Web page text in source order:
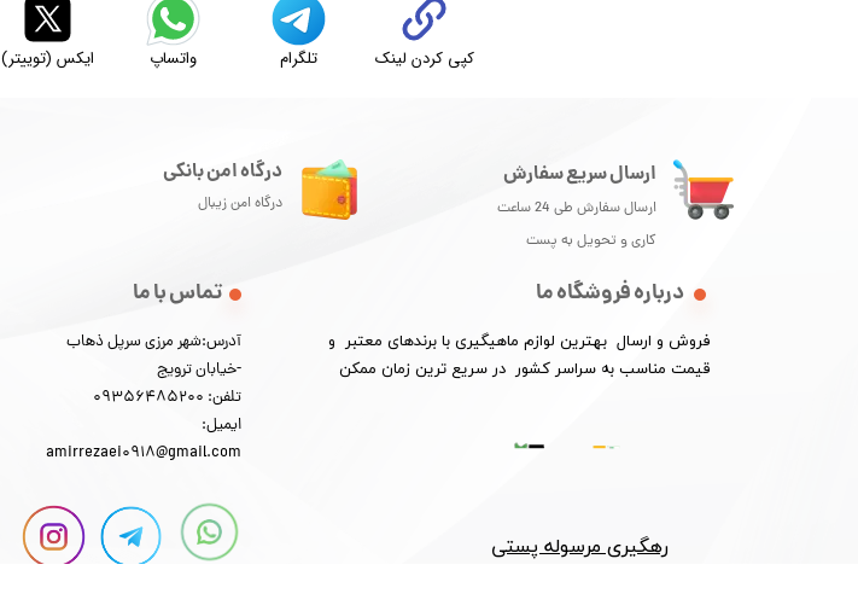
کپی کردن لینک تلگرام واتساپ ایکس (توییتر)
ارسال سریع سفارش
ارسال سفارش طی 24 ساعت
کاری و تحویل به پست
درباره فروشگاه ما
فروش و ارسال بهترین لوازم ماهیگیری با برندهای معتبر و
​​​​​​​قیمت مناسب به سراسر کشور در سریع ترین زمان ممکن
تماس با ما
آدرس:شهر مرزی سرپل ذهاب
-خیابان ترویج
تلفن: 09356485200
ایمیل:
amirrezaei0918@gmail.com
درگاه امن بانکی
درگاه امن زیبال
رهگیری مرسوله پستی​​​​​​​